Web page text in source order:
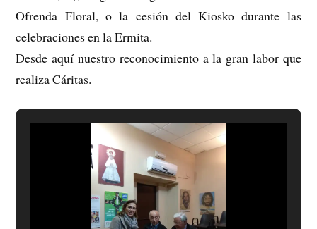
Ofrenda Floral, o la cesión del Kiosko durante las
celebraciones en la Ermita.
Desde aquí nuestro reconocimiento a la gran labor que
realiza Cáritas.